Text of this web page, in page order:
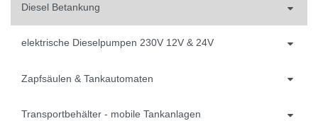
Diesel Betankung
elektrische Dieselpumpen 230V 12V & 24V
Zapfsäulen & Tankautomaten
Transportbehälter - mobile Tankanlagen